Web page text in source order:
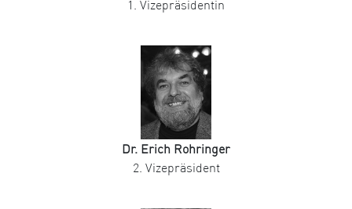
1. Vizepräsidentin
Dr. Erich Rohringer
2. Vizepräsident